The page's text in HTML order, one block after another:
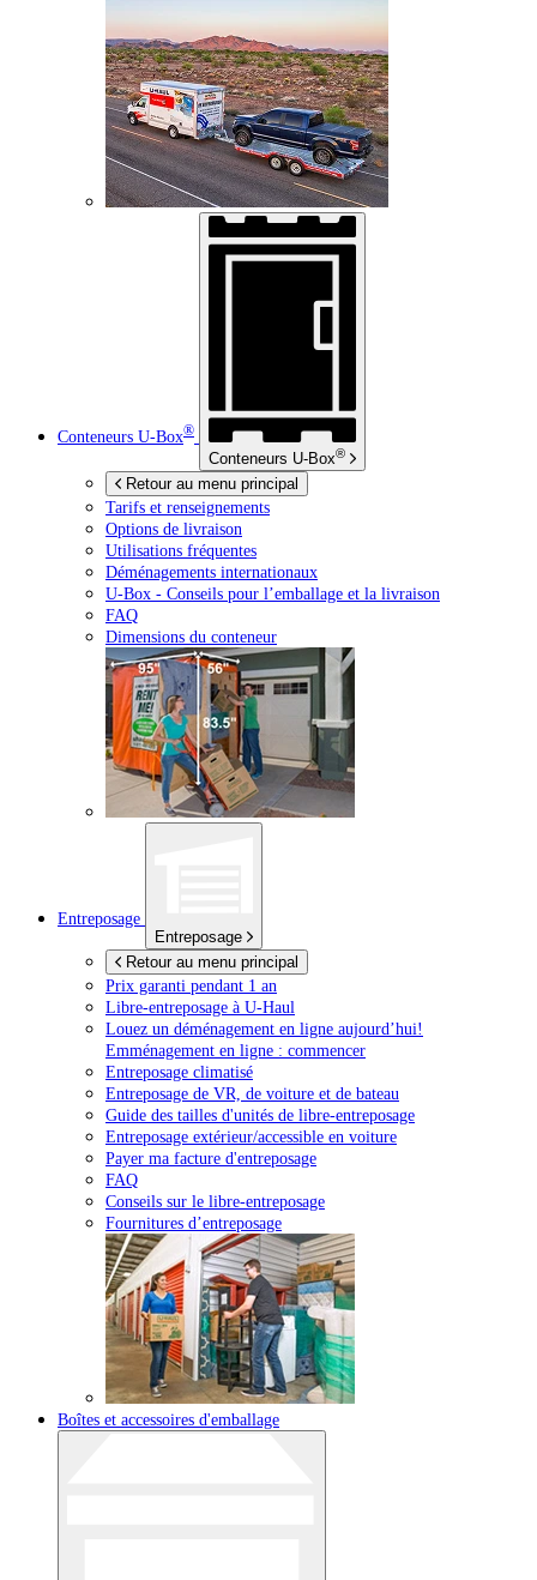
Conteneurs U-Box®
Conteneurs U-Box®
Retour au menu principal
Tarifs et renseignements
Options de livraison
Utilisations fréquentes
Déménagements internationaux
U-Box - Conseils pour l’emballage et la livraison
FAQ
Dimensions du conteneur
Entreposage
Entreposage
Retour au menu principal
Prix garanti pendant 1 an
Libre-entreposage à U-Haul
Louez un déménagement en ligne aujourd’hui!
Emménagement en ligne : commencer
Entreposage climatisé
Entreposage de VR, de voiture et de bateau
Guide des tailles d'unités de libre-entreposage
Entreposage extérieur/accessible en voiture
Payer ma facture d'entreposage
FAQ
Conseils sur le libre-entreposage
Fournitures d’entreposage
Boîtes et accessoires d'emballage